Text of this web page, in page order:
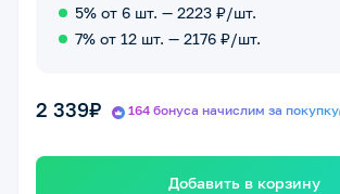
5% от 6 шт. — 2223 ₽/шт.
7% от 12 шт. — 2176 ₽/шт.
2 339₽ 164 бонуса начислим за покупку
Добавить в корзину